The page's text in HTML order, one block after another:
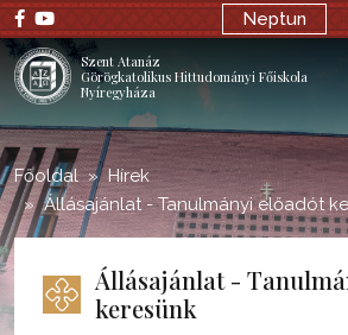
; Neptun
Szent Atanáz
Görögkatolikus Hittudományi Főiskola
Nyíregyháza
Főoldal
Hírek
Állásajánlat - Tanulmányi előadót
Állásajánlat -
keresünk